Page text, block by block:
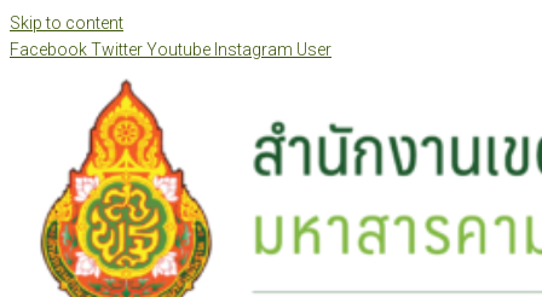
Skip to content
FacebookTwitterYoutube Instagram User